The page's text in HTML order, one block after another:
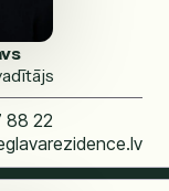
88 22